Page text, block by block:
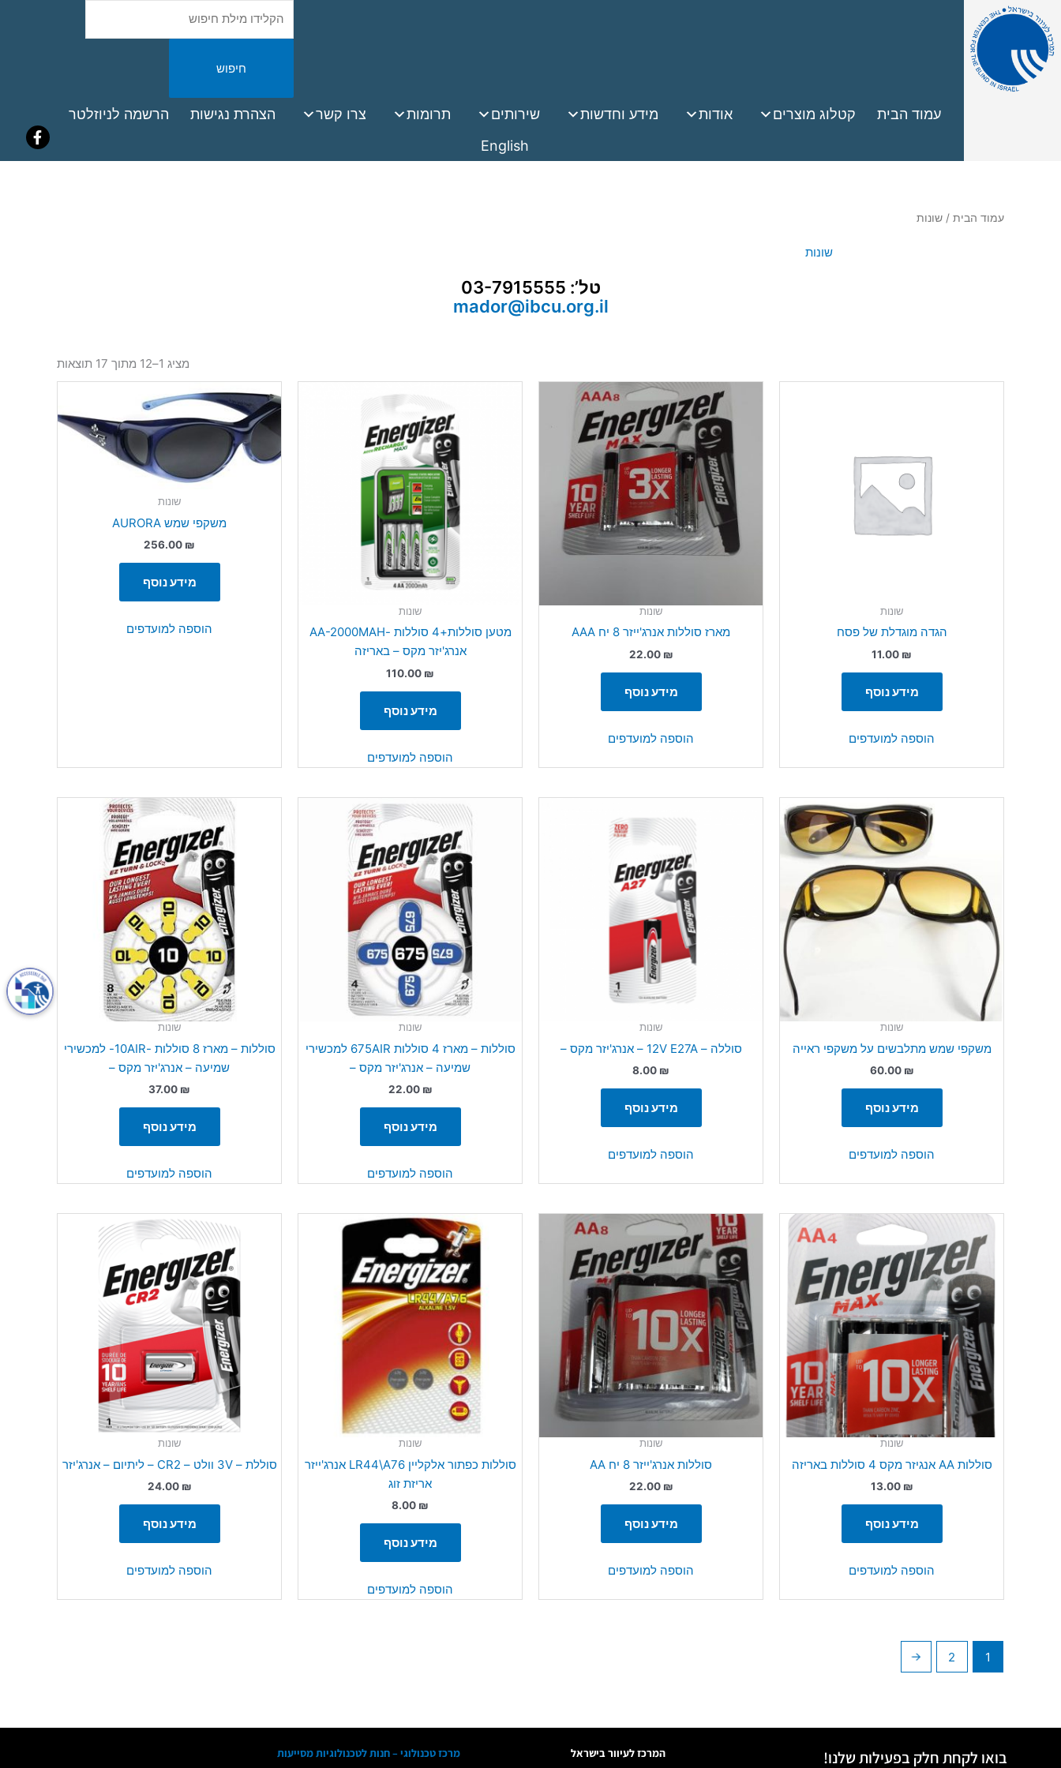
באתר
עמוד הבית קטלוג מוצרים אודות מידע וחדשות שירותים תרומות צרו קשר הצהרת נגישות
הרשמה לניוזלטר
English
עמוד הבית / שונות
שונות
טל’: 03-7915555
mador@ibcu.org.il
מציג 1–12 מתוך 17 תוצאות
שונות
הגדה מוגדלת של פסח
11.00 ₪
מידע נוסף
הוספה למועדפים
שונות
מארז סוללות אנרג'ייזר 8 יח AAA
22.00 ₪
מידע נוסף
הוספה למועדפים
שונות
מטען סוללות+4 סוללות -AA-2000MAH
אנרג'יזר מקס – באריזה
110.00 ₪
מידע נוסף
הוספה למועדפים
שונות
משקפי שמש AURORA
256.00 ₪
מידע נוסף
הוספה למועדפים
שונות
משקפי שמש מתלבשים על משקפי ראייה
60.00 ₪
מידע נוסף
הוספה למועדפים
שונות
סוללה – 12V E27A – אנרג'יזר מקס –
8.00 ₪
מידע נוסף
הוספה למועדפים
שונות
סוללות – מארז 4 סוללות 675AIR למכשירי
שמיעה – אנרג'יזר מקס –
22.00 ₪
מידע נוסף
הוספה למועדפים
שונות
סוללות – מארז 8 סוללות -10AIR- למכשירי
שמיעה – אנרג'יזר מקס –
37.00 ₪
מידע נוסף
הוספה למועדפים
שונות
סוללות AA אנגיזר מקס 4 סוללות באריזה
13.00 ₪
מידע נוסף
הוספה למועדפים
שונות
סוללות אנרג'ייזר 8 יח AA
22.00 ₪
מידע נוסף
הוספה למועדפים
שונות
סוללות כפתור אלקליין LR44\A76 אנרג'ייזר
אריזת זוג
8.00 ₪
מידע נוסף
הוספה למועדפים
שונות
סוללת – 3V וולט – CR2 – ליתיום – אנרג'יזר
24.00 ₪
מידע נוסף
הוספה למועדפים
1
2
←
בואו לקחת חלק בפעילות שלנו! המרכז לעיוור בישראל מרכז טכנולוגי – חנות לטכנולוגיות מסייעות